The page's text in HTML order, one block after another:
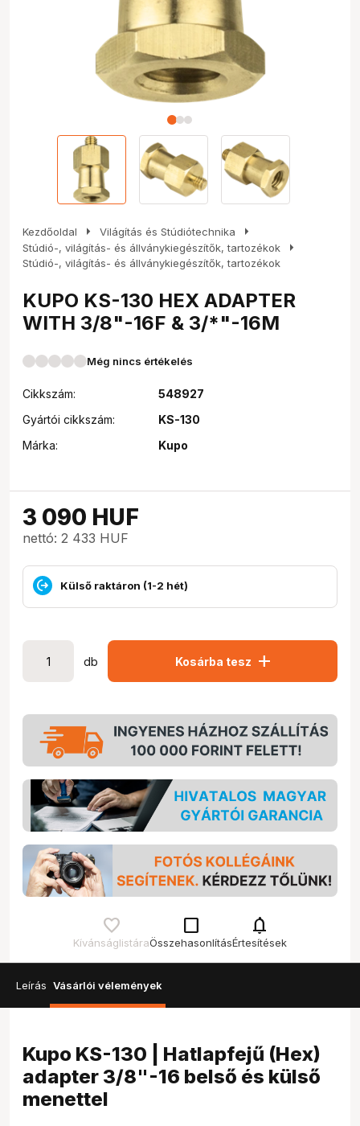
Kezdőoldal arrow_right Világítás és Stúdiótechnika arrow_right
Stúdió-, világítás- és állványkiegészítők, tartozékok arrow_right
Stúdió-, világítás- és állványkiegészítők, tartozékok
KUPO KS-130 HEX ADAPTER
WITH 3/8"-16F & 3/*"-16M
Még nincs értékelés
Cikkszám:
548927
Gyártói cikkszám:
KS-130
Márka:
Kupo
3 090 HUF
nettó: 2 433 HUF
Külső raktáron (1-2 hét)
db Kosárba tesz add
Kívánságlistára
check_box_outline_blank
Összehasonlítás
notifications
Értesítések
Leírás Vásárlói vélemények
Kupo KS-130 | Hatlapfejű (Hex)
adapter 3/8"-16 belső és külső
menettel